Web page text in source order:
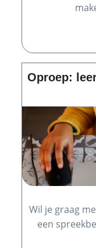
Oproep:
Wil je graag
een